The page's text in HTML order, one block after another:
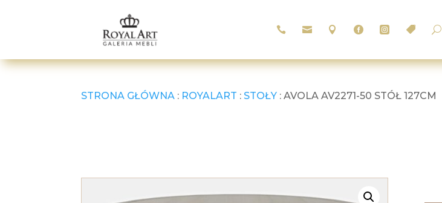
      U
STRONA GŁÓWNA : ROYALART : STOŁY : AVOLA AV2271-50 STÓŁ 127CM